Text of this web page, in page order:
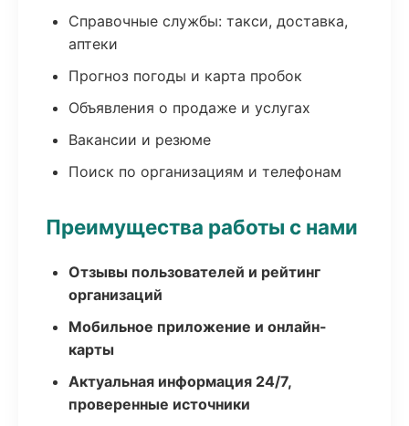
Справочные службы: такси, доставка,
аптеки
Прогноз погоды и карта пробок
Объявления о продаже и услугах
Вакансии и резюме
Поиск по организациям и телефонам
Преимущества работы с нами
Отзывы пользователей и рейтинг
организаций
Мобильное приложение и онлайн-
карты
Актуальная информация 24/7,
проверенные источники